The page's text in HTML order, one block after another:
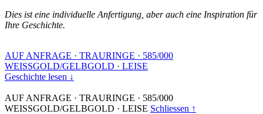
Dies ist eine individuelle Anfertigung, aber auch eine Inspiration für
Ihre Geschichte.
AUF ANFRAGE · TRAURINGE · 585/000
WEISSGOLD/GELBGOLD · LEISE
Geschichte lesen ↓
AUF ANFRAGE · TRAURINGE · 585/000
WEISSGOLD/GELBGOLD · LEISE Schliessen ↑